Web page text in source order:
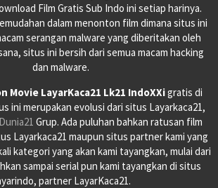
Film Gratis Sub Indo ini setiap harinya.
dalam menonton film dimana situs ini
serangan malware yang diberitakan oleh
situs ini bersih dari semua macam hacking
dan malware.
Movie LayarKaca21 Lk21 IndoXXigratis di
ini merupakan evolusi dari situs Layarkaca21,
Dunia21 Grup. Ada puluhan bahkan ratusan film
Layarkaca21 maupun situs partner kami yang
kategori yang akan kami tayangkan, mulai dari
sampai serial pun kami tayangkan di situs
partner LayarKaca21.